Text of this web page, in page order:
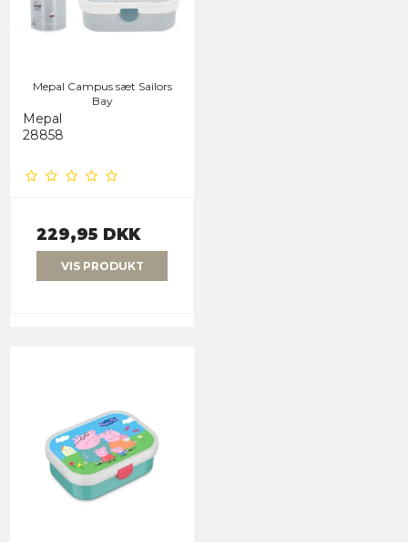
Mepal Campus sæt Sailors
Bay
Mepal
28858
229,95 DKK
VIS PRODUKT